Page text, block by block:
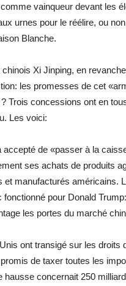
comme vainqueur devant les
urnes pour le réélire, ou
Blanche.
Xi Jinping, en
les promesses de cet
Trois concessions ont en
Les voici:
accepté de «passer à la
ses achats de produits
et manufacturés américains.
fonctionné pour Donald
les portes du marché
ont transigé sur les droits
de taxer toutes les
hausse concernait 250